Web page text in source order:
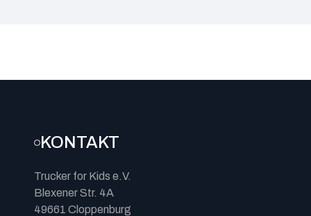
KONTAKT
Trucker for Kids e.V.
Blexener Str. 4A
49661 Cloppenburg